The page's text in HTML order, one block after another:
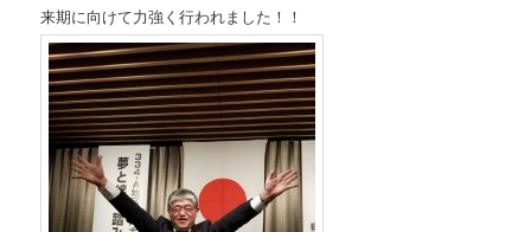
来期に向けて力強く行われました！！